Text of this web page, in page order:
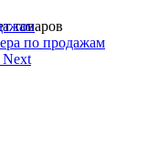
товаров
по продажам
Next